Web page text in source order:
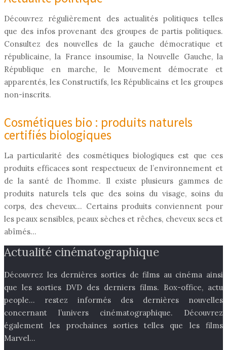
Découvrez régulièrement des actualités politiques telles
que des infos provenant des groupes de partis politiques.
Consultez des nouvelles de la gauche démocratique et
républicaine, la France insoumise, la Nouvelle Gauche, la
République en marche, le Mouvement démocrate et
apparentés, les Constructifs, les Républicains et les groupes
non-inscrits.
Cosmétiques bio : produits naturels
certifiés biologiques
La particularité des cosmétiques biologiques est que ces
produits efficaces sont respectueux de l’environnement et
de la santé de l’homme. Il existe plusieurs gammes de
produits naturels tels que des soins du visage, soins du
corps, des cheveux… Certains produits conviennent pour
les peaux sensibles, peaux sèches et rêches, cheveux secs et
abîmés…
Actualité cinématographique
Découvrez les dernières sorties de films au cinéma ainsi
que les sorties DVD des derniers films. Box-office, actu
people… restez informés des dernières nouvelles
concernant l’univers cinématographique. Découvrez
également les prochaines sorties telles que les films
Marvel…